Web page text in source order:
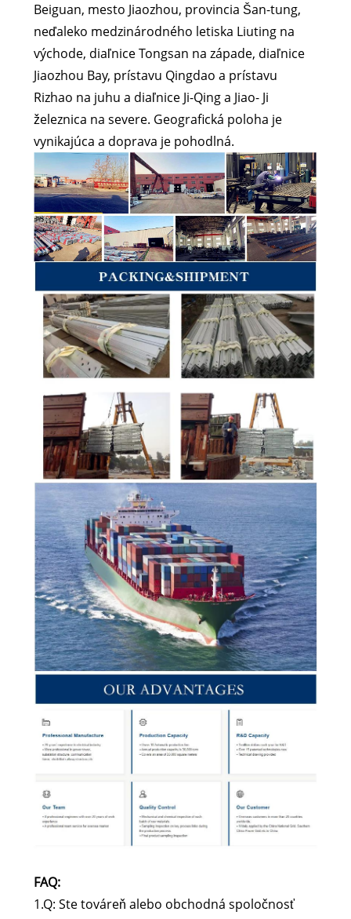
Beiguan, mesto Jiaozhou, provincia Šan-tung,
neďaleko medzinárodného letiska Liuting na
východe, diaľnice Tongsan na západe, diaľnice
Jiaozhou Bay, prístavu Qingdao a prístavu
Rizhao na juhu a diaľnice Ji-Qing a Jiao- Ji
železnica na severe. Geografická poloha je
vynikajúca a doprava je pohodlná.
FAQ:
1.Q: Ste továreň alebo obchodná spoločnosť